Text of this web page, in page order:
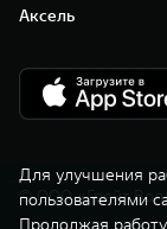
Аксель
© ООО «Грейт
Для улучшения
пользователями
Продолжая